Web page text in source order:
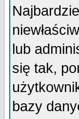
lub
się tak,
bazy